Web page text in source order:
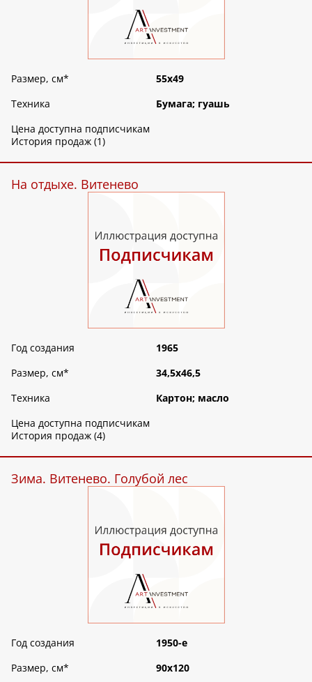
Размер, см*
55х49
Техника
Бумага; гуашь
Цена доступна подписчикам
История продаж (1)
На отдыхе. Витенево
Год создания
1965
Размер, см*
34,5х46,5
Техника
Картон; масло
Цена доступна подписчикам
История продаж (4)
Зима. Витенево. Голубой лес
Год создания
1950-е
Размер, см* 90х120